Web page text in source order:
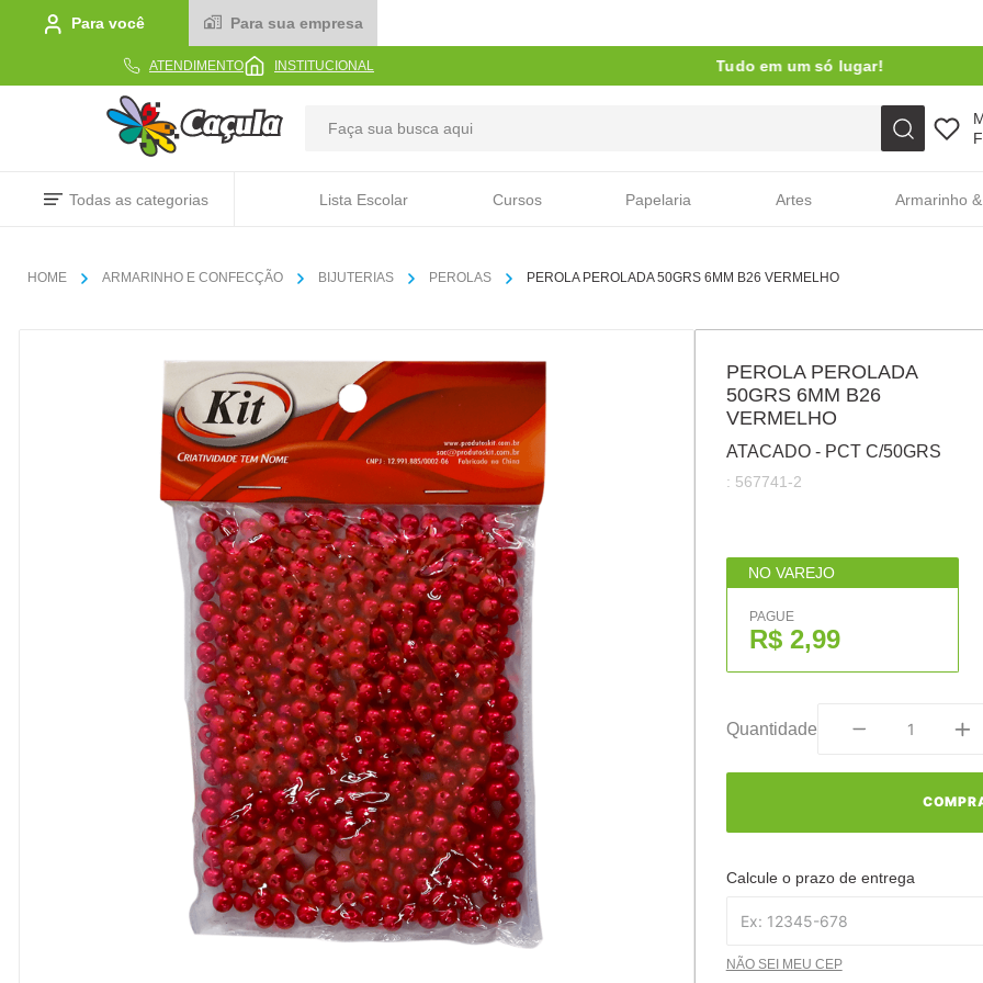
Para você Para sua empresa
ATENDIMENTO INSTITUCIONAL Tudo em um só lugar!
Todas as categorias Lista Escolar Cursos Papelaria Artes Armarinho
ARMARINHO E CONFECÇÃO BIJUTERIAS PEROLAS PEROLA PEROLADA 50GRS 6MM B26 VERMELHO
PEROLA PEROLADA
50GRS 6MM B26
VERMELHO
ATACADO - PCT C/50GRS
: 567741-2
NO VAREJO
PAGUE
R$ 2,99
Quantidade
Calcule o prazo de entrega
NÃO SEI MEU CEP
TERMOS MAIS BUSCADOS
linha
5º caixa
6º papel
7º pincel
8º cola
9 º barbante
10º fita